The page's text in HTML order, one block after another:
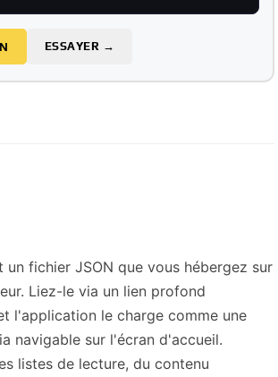
ESSAYER →
un fichier JSON que vous hébergez sur
Liez-le via un lien profond
l'application le charge comme une
navigable sur l'écran d'accueil.
listes de lecture, du contenu